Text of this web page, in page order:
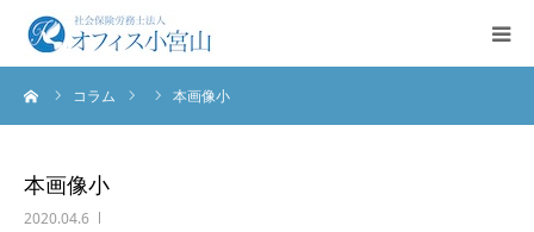
コラム 本画像小
本画像小
2020.04.6
ご挨拶